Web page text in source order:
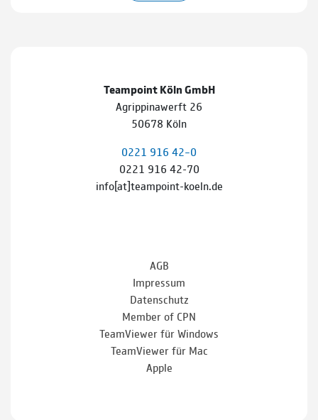
Teampoint Köln GmbH
Agrippinawerft 26
50678 Köln
0221 916 42–0
0221 916 42-70
info[at]teampoint-koeln.de
AGB
Impressum
Datenschutz
Member of CPN
TeamViewer für Windows
TeamViewer für Mac
Apple